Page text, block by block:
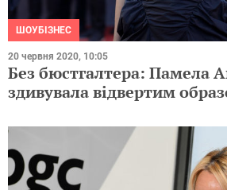
ШОУБІЗНЕС
20 червня 2020, 10:05
Без бюстгалтера: Памела
здивувала відвертим